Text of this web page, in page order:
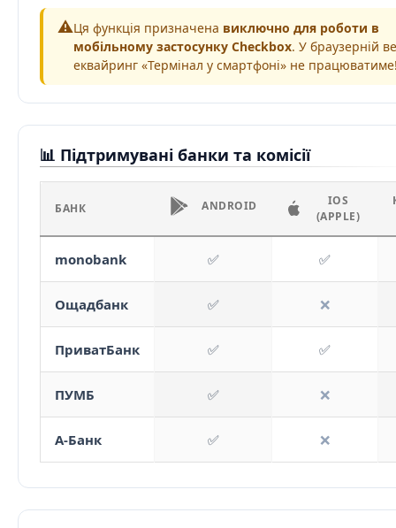
⚠️Ця функція призначена виключно для роботи в
мобільному застосунку Checkbox. У браузерній
еквайринг «Термінал у смартфоні» не
📊 Підтримувані банки та комісії
БАНК ANDROID
IOS
(APPLE)
monobank ✅ ✅
Ощадбанк ✅ ❌
ПриватБанк ✅ ✅
ПУМБ ✅ ❌
А-Банк ✅ ❌